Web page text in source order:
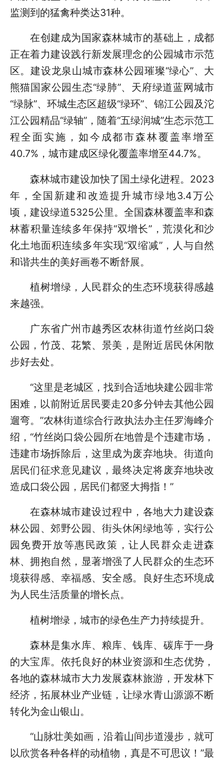
监测到的猛禽种类达31种。
在创建成为国家森林城市的基础上，成都
正在着力建设践行新发展理念的公园城市示范
区。建设龙泉山城市森林公园璀璨“绿心”、大
熊猫国家公园生态“绿肺”、天府绿道蓝网城市
“绿脉”、环城生态区超级“绿环”、锦江公园及沱
江公园精品“绿轴”，随着“五绿润城”生态示范工
程全面实施，如今成都市森林覆盖率增至
40.7%，城市建成区绿化覆盖率增至44.7%。
森林城市建设加快了国土绿化进程。2023
年，全国新建和改造提升城市绿地3.4万公
顷，建设绿道5325公里。全国森林覆盖率和森
林蓄积量连续多年保持“双增长”，荒漠化和沙
化土地面积连续多年实现“双缩减”，人与自然
和谐共生的美好画卷不断舒展。
植树增绿，人民群众的生态环境获得感越
来越强。
广东省广州市越秀区农林街道竹丝岗口袋
公园，竹茂、花繁、景美，是附近居民休闲散
步好去处。
“这里是老城区，找到合适地块建公园非常
困难，以前附近居民要走20多分钟去其他公园
遛弯。”农林街道综合行政执法办主任罗海峰介
绍，“竹丝岗口袋公园所在地曾是个违建市场，
违建市场拆除后，这里成为废弃地块。街道向
居民们征求意见建议，最终决定将废弃地块改
造成口袋公园，居民们都竖大拇指！”
在森林城市建设过程中，各地大力建设森
林公园、郊野公园、街头休闲绿地等，实行公
园免费开放等惠民政策，让人民群众走进森
林、拥抱自然，显著增强了人民群众的生态环
境获得感、幸福感、安全感。良好生态环境成
为人民生活质量的增长点。
植树增绿，城市的绿色生产力持续提升。
森林是集水库、粮库、钱库、碳库于一身
的大宝库。依托良好的林业资源和生态优势，
各地的森林城市大力发展森林旅游，开发林下
经济，拓展林业产业链，让绿水青山源源不断
转化为金山银山。
“山脉壮美如画，沿着山间步道漫步，就可
以欣赏各种各样的动植物，真是不可思议！”最